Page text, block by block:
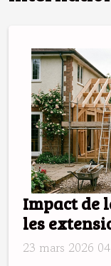
Impact de
les
23 mars 2026